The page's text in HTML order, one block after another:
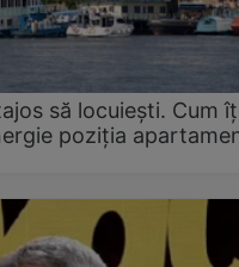
să locuiești. Cum
poziția